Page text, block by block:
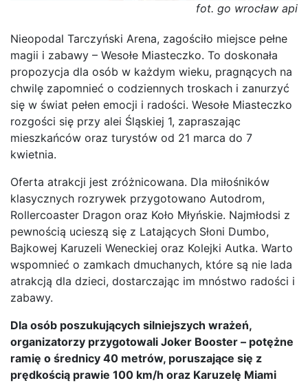
fot. go wrocław api
Nieopodal Tarczyński Arena, zagościło miejsce pełne
magii i zabawy – Wesołe Miasteczko. To doskonała
propozycja dla osób w każdym wieku, pragnących na
chwilę zapomnieć o codziennych troskach i zanurzyć
się w świat pełen emocji i radości. Wesołe Miasteczko
rozgości się przy alei Śląskiej 1, zapraszając
mieszkańców oraz turystów od 21 marca do 7
kwietnia.
Oferta atrakcji jest zróżnicowana. Dla miłośników
klasycznych rozrywek przygotowano Autodrom,
Rollercoaster Dragon oraz Koło Młyńskie. Najmłodsi z
pewnością ucieszą się z Latających Słoni Dumbo,
Bajkowej Karuzeli Weneckiej oraz Kolejki Autka. Warto
wspomnieć o zamkach dmuchanych, które są nie lada
atrakcją dla dzieci, dostarczając im mnóstwo radości i
zabawy.
Dla osób poszukujących silniejszych wrażeń,
organizatorzy przygotowali Joker Booster – potężne
ramię o średnicy 40 metrów, poruszające się z
prędkością prawie 100 km/h oraz Karuzelę Miami